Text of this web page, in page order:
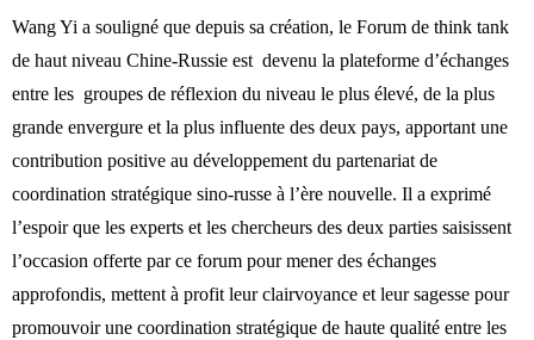
Wang Yi a souligné que depuis sa création, le Forum de think tank
de haut niveau Chine-Russie est devenu la plateforme d’échanges
entre les groupes de réflexion du niveau le plus élevé, de la plus
grande envergure et la plus influente des deux pays, apportant une
contribution positive au développement du partenariat de
coordination stratégique sino-russe à l’ère nouvelle. Il a exprimé
l’espoir que les experts et les chercheurs des deux parties saisissent
l’occasion offerte par ce forum pour mener des échanges
approfondis, mettent à profit leur clairvoyance et leur sagesse pour
promouvoir une coordination stratégique de haute qualité entre les